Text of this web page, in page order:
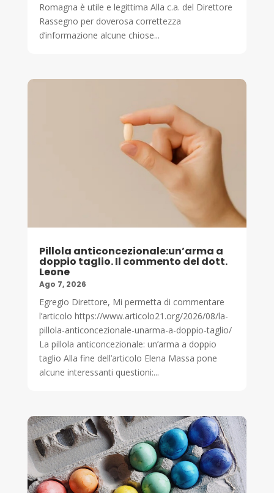
Romagna è utile e legittima Alla c.a. del Direttore
Rassegno per doverosa correttezza
d’informazione alcune chiose...
Pillola anticoncezionale:un’arma a
doppio taglio. Il commento del dott.
Leone
Ago 7, 2026
Egregio Direttore, Mi permetta di commentare
l’articolo https://www.articolo21.org/2026/08/la-
pillola-anticoncezionale-unarma-a-doppio-taglio/
La pillola anticoncezionale: un’arma a doppio
taglio Alla fine dell’articolo Elena Massa pone
alcune interessanti questioni:...